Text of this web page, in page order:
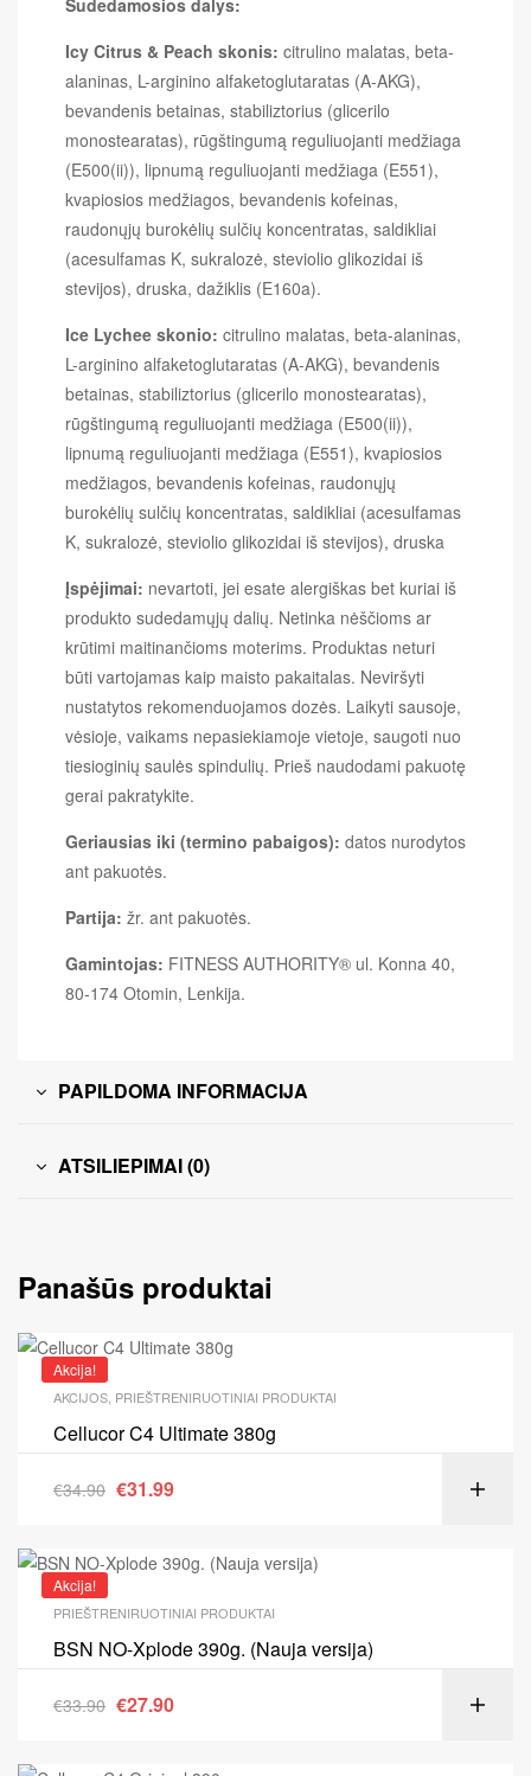
Icy Citrus & Peach skonis: citrulino malatas, beta-
alaninas, L-arginino alfaketoglutaratas (A-AKG),
bevandenis betainas, stabiliztorius (glicerilo
monostearatas), rūgštingumą reguliuojanti medžiaga
(E500(ii)), lipnumą reguliuojanti medžiaga (E551),
kvapiosios medžiagos, bevandenis kofeinas,
raudonųjų burokėlių sulčių koncentratas, saldikliai
(acesulfamas K, sukralozė, steviolio glikozidai iš
stevijos), druska, dažiklis (E160a).
Ice Lychee skonio: citrulino malatas, beta-alaninas,
L-arginino alfaketoglutaratas (A-AKG), bevandenis
betainas, stabiliztorius (glicerilo monostearatas),
rūgštingumą reguliuojanti medžiaga (E500(ii)),
lipnumą reguliuojanti medžiaga (E551), kvapiosios
medžiagos, bevandenis kofeinas, raudonųjų
burokėlių sulčių koncentratas, saldikliai (acesulfamas
K, sukralozė, steviolio glikozidai iš stevijos), druska
Įspėjimai: nevartoti, jei esate alergiškas bet kuriai iš
produkto sudedamųjų dalių. Netinka nėščioms ar
krūtimi maitinančioms moterims. Produktas neturi
būti vartojamas kaip maisto pakaitalas. Neviršyti
nustatytos rekomenduojamos dozės. Laikyti sausoje,
vėsioje, vaikams nepasiekiamoje vietoje, saugoti nuo
tiesioginių saulės spindulių. Prieš naudodami pakuotę
gerai pakratykite.
Geriausias iki (termino pabaigos): datos nurodytos
ant pakuotės.
Partija: žr. ant pakuotės.
Gamintojas: FITNESS AUTHORITY® ul. Konna 40,
80-174 Otomin, Lenkija.
PAPILDOMA INFORMACIJA
ATSILIEPIMAI (0)
Panašūs produktai
Akcija!
AKCIJOS PRIEŠTRENIRUOTINIAI PRODUKTAI
Cellucor C4 Ultimate 380g
€34.90 €31.99
Akcija!
PRIEŠTRENIRUOTINIAI PRODUKTAI
BSN NO-Xplode 390g. (Nauja versija)
€33.90 €27.90